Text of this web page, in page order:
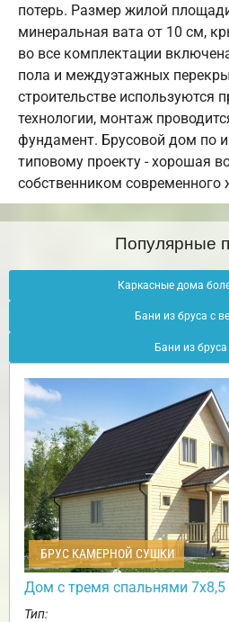
потерь. Размер жилой
минеральная вата от 10 см,
во все комплектации
пола и междуэтажных
строительстве используются
технологии, монтаж
фундамент. Брусовой дом по
типовому проекту - хорошая
собственником современного
Популярные
Каркасные дома
Бани из бруса с
Бани из бруса
БРУС КАМЕРНОЙ СУШКИ
Дом с тремя спальнями 7х8,5
Тип: